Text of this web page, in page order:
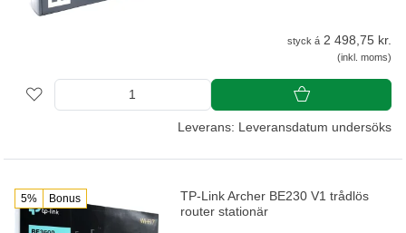
styck á 2 498,75 kr.
(inkl. moms)
Leverans: Leveransdatum undersöks
5% Bonus
TP-Link Archer BE230 V1 trådlös
router stationär